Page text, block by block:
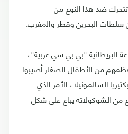
تتحرك ضد هذا النوع من
سلطات البحرين وقطر والمغرب.
البريطانية "بي بي سي عربية"،
من الأطفال الصغار أصيبوا
السالمونيلا، الأمر الذي
من الشوكولاته يباع على شكل